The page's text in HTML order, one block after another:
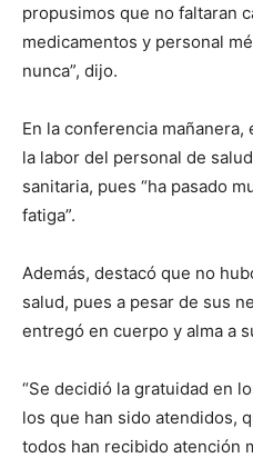
propusimos que no faltaran
medicamentos y personal
nunca”, dijo.
En la conferencia
la labor del personal de
sanitaria, pues “ha pasado
fatiga”.
Además, destacó que no
salud, pues a pesar de sus
entregó en cuerpo y alma a
“Se decidió la gratuidad en
los que han sido atendidos,
todos han recibido atención